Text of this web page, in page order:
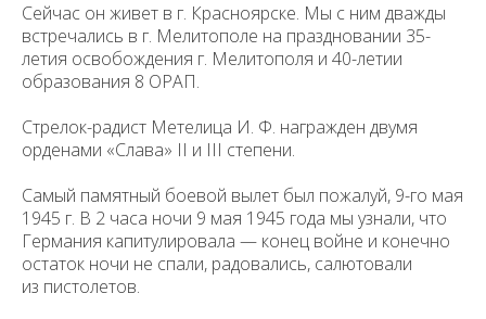
Сейчас он живет в г. Красноярске. Мы с ним дважды
встречались в г. Мелитополе на праздновании 35-
летия освобождения г. Мелитополя и 40-летии
образования 8 ОРАП.
Стрелок-радист Метелица И. Ф. награжден двумя
орденами «Слава» II и III cтепени.
Самый памятный боевой вылет был пожалуй, 9-го мая
1945 г. В 2 часа ночи 9 мая 1945 года мы узнали, что
Германия капитулировала — конец войне и конечно
остаток ночи не спали, радовались, салютовали
из пистолетов.